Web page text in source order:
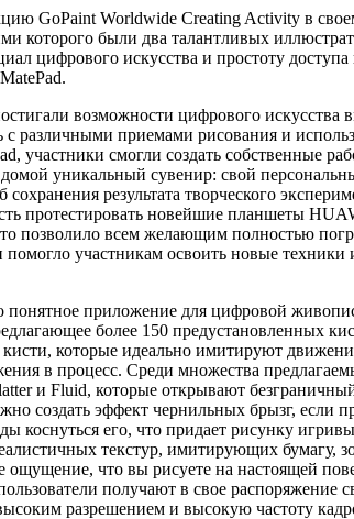
GoPaint Worldwide Creating Activity в
которого были два талантливых
цифрового искусства и простоту
возможности цифрового искусства
различными приемами рисования и
участники смогли создать собственные
уникальный сувенир: свой
результата творческого
протестировать новейшие планшеты
позволило всем желающим полностью
участникам освоить новые техники
приложение для цифровой
более 150 предустановленных
которые идеально имитируют
в процесс. Среди множества
и Fluid, которые открывают
создать эффект чернильных брызг, если
коснуться его, что придает рисунку
текстур, имитирующих бумагу,
ощущение, что вы рисуете на настоящей
получают в свое распоряжение
разрешением и высокую частоту